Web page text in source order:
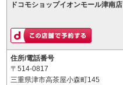
ドコモショップイオンモール津南店
住所/電話番号
〒514-0817
三重県津市高茶屋小森町145